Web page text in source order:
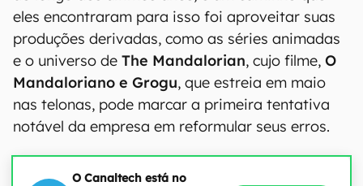
eles encontraram para isso foi aproveitar suas
produções derivadas, como as séries animadas
e o universo de The Mandalorian, cujo filme, O
Mandaloriano e Grogu, que estreia em maio
nas telonas, pode marcar a primeira tentativa
notável da empresa em reformular seus erros.
O Canaltech está no